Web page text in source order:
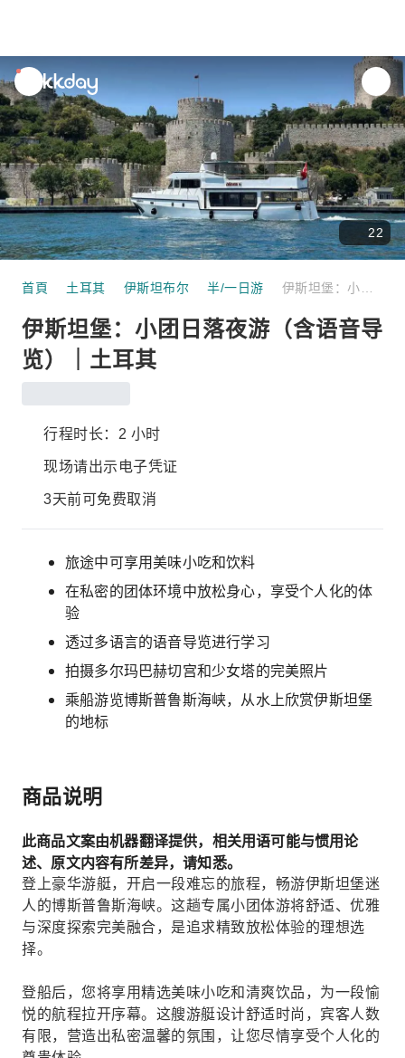
unread
notifications
22
首頁 土耳其 伊斯坦布尔 半/一日游
伊斯坦堡：小团日落夜游（含语音导
览）｜土耳其
行程时长：2 小时
现场请出示电子凭证
3天前可免费取消
旅途中可享用美味小吃和饮料
在私密的团体环境中放松身心，享受个人化的体
验
透过多语言的语音导览进行学习
拍摄多尔玛巴赫切宫和少女塔的完美照片
乘船游览博斯普鲁斯海峡，从水上欣赏伊斯坦堡
的地标
商品说明
此商品文案由机器翻译提供，相关用语可能与惯用论
述、原文内容有所差异，请知悉。
登上豪华游艇，开启一段难忘的旅程，畅游伊斯坦堡迷
人的博斯普鲁斯海峡。这趟专属小团体游将舒适、优雅
与深度探索完美融合，是追求精致放松体验的理想选
择。
登船后，您将享用精选美味小吃和清爽饮品，为一段愉
悦的航程拉开序幕。这艘游艇设计舒适时尚，宾客人数
有限，营造出私密温馨的氛围，让您尽情享受个人化的